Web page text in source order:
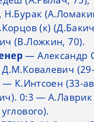
Н.Бурак
(к)
(В.Ложкин, 70).
— Александр
К.Интсоен (33-
0:3 — А.Лаврик